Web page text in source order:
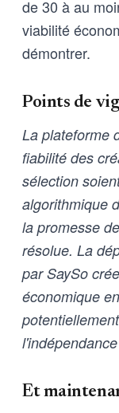
de 30 à au
viabilité
démontrer.
Points de
La plateforme
fiabilité des
sélection
algorithmique
la promesse
résolue. La
par SaySo
économique
Et